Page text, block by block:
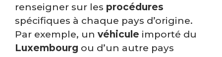
renseigner sur les procédures
spécifiques à chaque pays d’origine.
Par exemple, un véhicule importé du
Luxembourg ou d’un autre pays